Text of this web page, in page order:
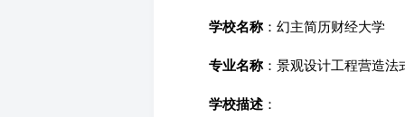
学校名称：幻主简历财经大学
专业名称：景观设计工程营造法
学校描述 ：